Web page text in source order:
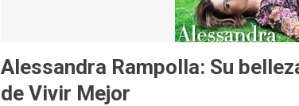
Alessandra Rampolla: Su
de Vivir Mejor